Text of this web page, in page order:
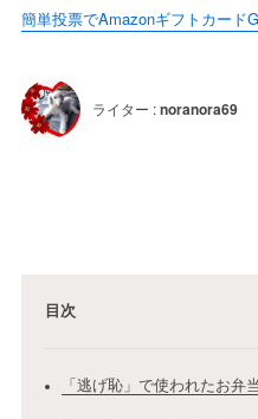
簡単投票でAmazonギフトカード
ライター :noranora69
目次
「逃げ恥」で使われたお弁